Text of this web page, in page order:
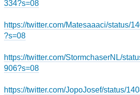
334?s=08
https://twitter.com/Matesaaaci/status/
?s=08
https://twitter.com/StormchaserNL/
906?s=08
https://twitter.com/JopoJosef/status/